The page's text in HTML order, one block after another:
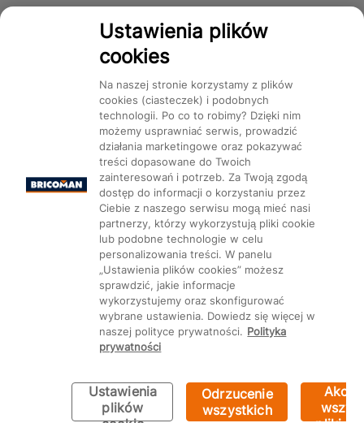
Dostępność
Bricoman 2026 ©
Kategorie Produkty Marki CMS
Ustawienia plików cookie
Ustawienia plików
cookies
Na naszej stronie korzystamy z plików
cookies (ciasteczek) i podobnych
technologii. Po co to robimy? Dzięki nim
możemy usprawniać serwis, prowadzić
działania marketingowe oraz pokazywać
treści dopasowane do Twoich
zainteresowań i potrzeb. Za Twoją zgodą
dostęp do informacji o korzystaniu przez
Ciebie z naszego serwisu mogą mieć nasi
partnerzy, którzy wykorzystują pliki cookie
lub podobne technologie w celu
personalizowania treści. W panelu
„Ustawienia plików cookies” możesz
sprawdzić, jakie informacje
wykorzystujemy oraz skonfigurować
wybrane ustawienia. Dowiedz się więcej w
naszej polityce prywatności. Polityka
prywatności
Ustawienia
plików
Odrzucenie
wszystkich